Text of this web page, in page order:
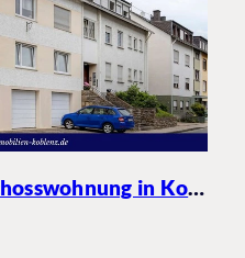
Großzügige Dachgeschosswohnung in Koblenz-Güls mit Balkon und Garage in beliebter Wohnlage